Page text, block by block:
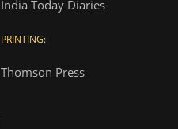
India Today Diaries
PRINTING:
Thomson Press